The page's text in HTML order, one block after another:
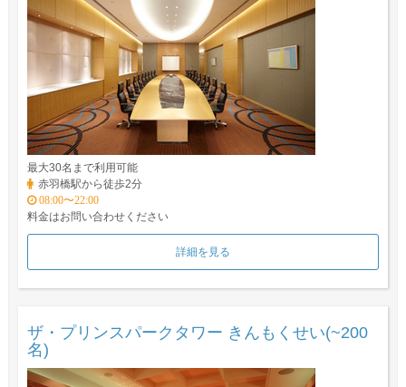
最大30名まで利用可能
赤羽橋駅から徒歩2分
08:00〜22:00
料金はお問い合わせください
詳細を見る
ザ・プリンスパークタワー きんもくせい(~200
名)